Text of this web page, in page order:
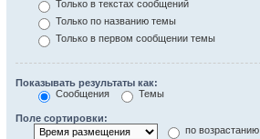
Только в текстах сообщений
Только по названию темы
Только в первом сообщении темы
Показывать результаты как:
Сообщения
Темы
Поле сортировки:
по возрастанию